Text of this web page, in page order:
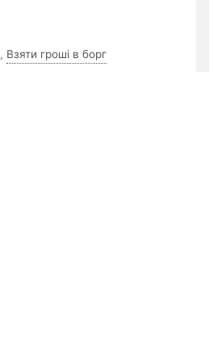
, Взяти гроші в борг